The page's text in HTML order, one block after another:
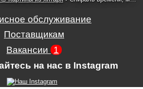
обслуживание
Поставщикам
Вакансии 1
на нас в Instagram